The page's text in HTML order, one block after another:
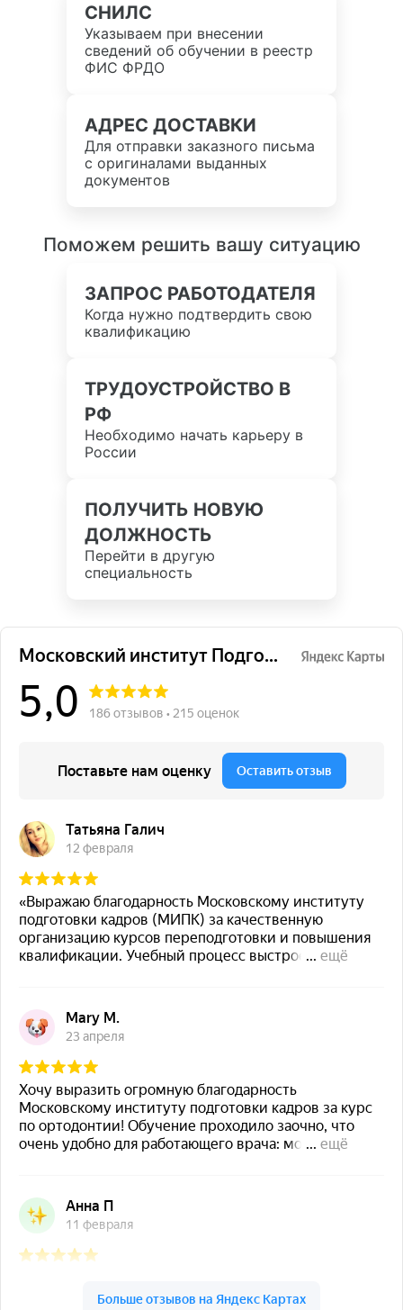
СНИЛС
Указываем при внесении
сведений об обучении в реестр
ФИС ФРДО
АДРЕС ДОСТАВКИ
Для отправки заказного письма
с оригиналами выданных
документов
Поможем решить вашу ситуацию
ЗАПРОС РАБОТОДАТЕЛЯ
Когда нужно подтвердить свою
квалификацию
ТРУДОУСТРОЙСТВО В
РФ
Необходимо начать карьеру в
России
ПОЛУЧИТЬ НОВУЮ
ДОЛЖНОСТЬ
Перейти в другую
специальность